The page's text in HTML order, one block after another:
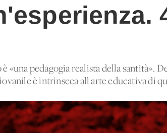
«una pedagogia realista della santità».
è intrinseca all'arte educativa di